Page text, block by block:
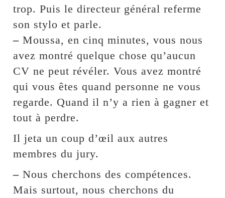
trop. Puis le directeur général referme
son stylo et parle.
– Moussa, en cinq minutes, vous nous
avez montré quelque chose qu’aucun
CV ne peut révéler. Vous avez montré
qui vous êtes quand personne ne vous
regarde. Quand il n’y a rien à gagner et
tout à perdre.
Il jeta un coup d’œil aux autres
membres du jury.
– Nous cherchons des compétences.
Mais surtout, nous cherchons du